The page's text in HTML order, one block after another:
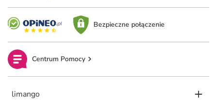
Bezpieczne połączenie
Centrum Pomocy
limango